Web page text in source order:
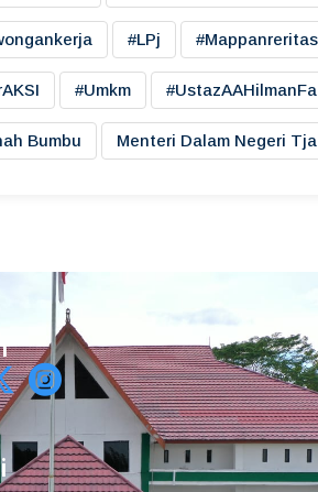
#LPj
#umkm
Bumbu Menteri Dalam Negeri